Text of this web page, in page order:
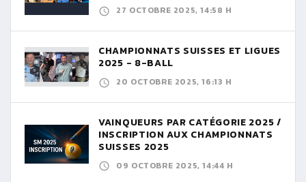
27 OCTOBRE 2025, 14:58 H
CHAMPIONNATS SUISSES ET LIGUES
2025 - 8-BALL
20 OCTOBRE 2025, 16:13 H
VAINQUEURS PAR CATÉGORIE 2025 /
INSCRIPTION AUX CHAMPIONNATS
SUISSES 2025
09 OCTOBRE 2025, 14:44 H